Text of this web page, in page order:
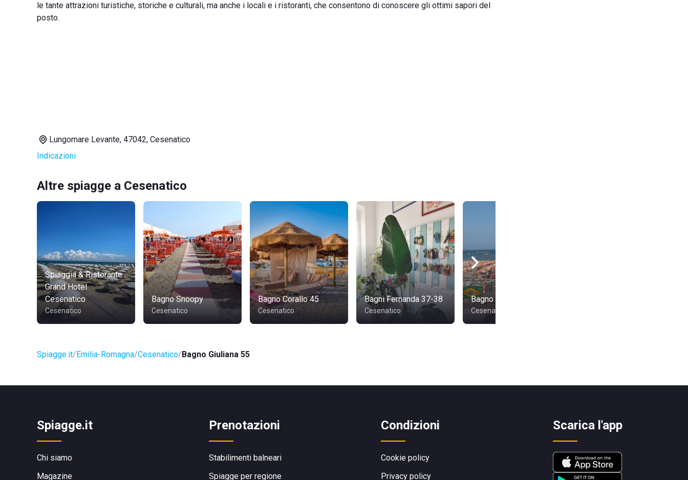
le tante attrazioni turistiche, storiche e culturali, ma anche i locali e i ristoranti, che consentono di conoscere gli ottimi sapori del
posto.
Lungomare Levante, 47042, Cesenatico
Indicazioni
Altre spiagge a Cesenatico
Spiaggia & Ristorante
Grand Hotel
Cesenatico
Cesenatico
Bagno Snoopy
Cesenatico
Bagno Corallo 45
Cesenatico
Bagni Fernanda 37-38
Cesenatico
Bagno Veneto
Cesenatico
Spiagge.it Emilia-Romagna Cesenatico Bagno Giuliana 55
Spiagge.it
Chi siamo
Magazine
Prenotazioni
Stabilimenti balneari
Spiagge per regione
Condizioni
Cookie policy
Privacy policy
Scarica l'app